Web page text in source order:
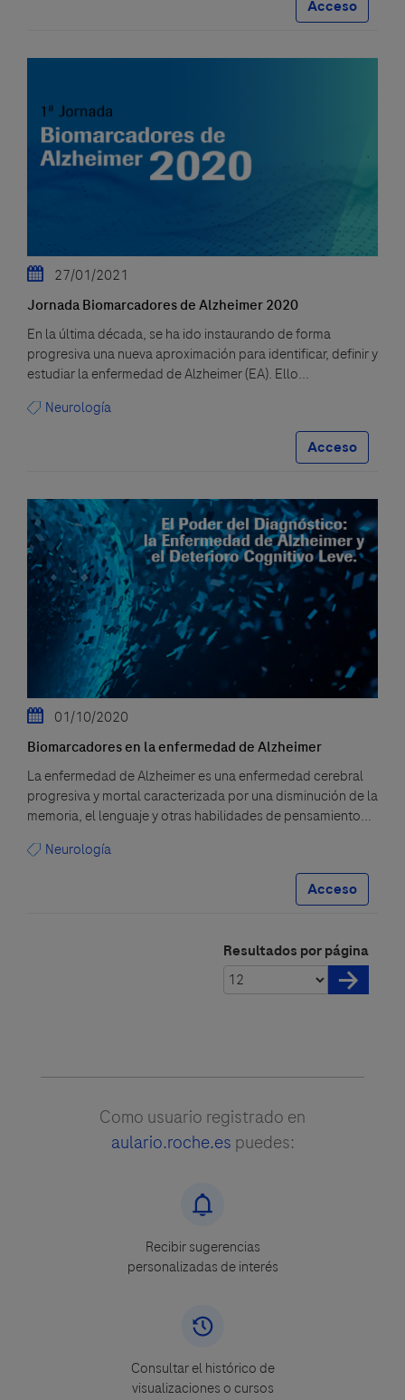
Acceso
27/01/2021
Jornada Biomarcadores de Alzheimer 2020
En la última década, se ha ido instaurando de forma
progresiva una nueva aproximación para identificar, definir y
estudiar la enfermedad de Alzheimer (EA). Ello...
Neurología
Acceso
01/10/2020
Biomarcadores en la enfermedad de Alzheimer
La enfermedad de Alzheimer es una enfermedad cerebral
progresiva y mortal caracterizada por una disminución de la
memoria, el lenguaje y otras habilidades de pensamiento...
Neurología
Acceso
Resultados por página
Como usuario registrado en
aulario.roche.es puedes:
Recibir sugerencias
personalizadas de interés
Consultar el histórico de
visualizaciones o cursos